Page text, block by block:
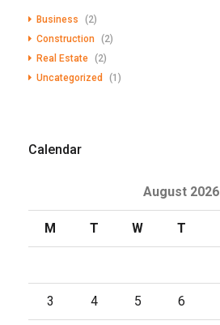
Business
(2)
Construction (2)
Real Estate (2)
Uncategorized
(1)
Calendar
August 2026
M T W T
3 4 5 6